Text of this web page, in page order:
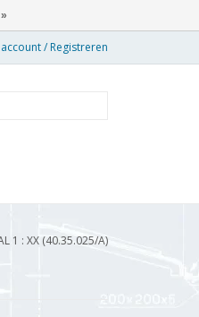
/ Registreren
1 : XX (40.35.025/A)